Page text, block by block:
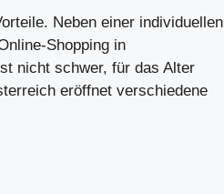
Neben einer individuellen
Shopping in
nicht schwer, für das Alter
eröffnet verschiedene